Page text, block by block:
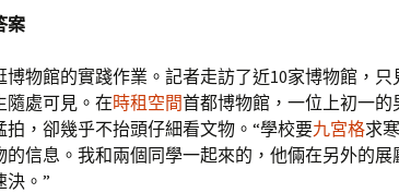
案
博物館的實踐作業。記者走訪了近10家博物館，
隨處可見。在時租空間首都博物館，一位上初一的
拍，卻幾乎不抬頭仔細看文物。“學校要九宮格求
的信息。我和兩個同學一起來的，他倆在另外的展
決。”